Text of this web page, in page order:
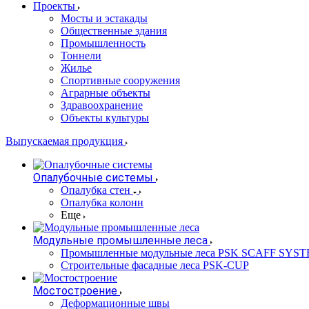
Проекты
Мосты и эстакады
Общественные здания
Промышленность
Тоннели
Жилье
Спортивные сооружения
Аграрные объекты
Здравоохранение
Объекты культуры
Выпускаемая продукция
Опалубочные системы
Опалубка стен
Опалубка колонн
Еще
Модульные промышленные леса
Промышленные модульные леса PSK SCAFF
Строительные фасадные леса PSK-CUP
Мостостроение
Деформационные швы